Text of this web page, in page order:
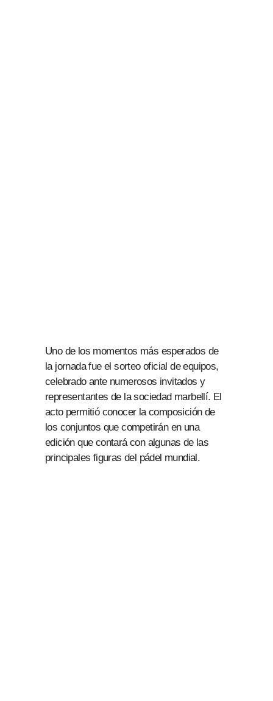
Uno de los momentos más esperados de
la jornada fue el sorteo oficial de equipos,
celebrado ante numerosos invitados y
representantes de la sociedad marbellí. El
acto permitió conocer la composición de
los conjuntos que competirán en una
edición que contará con algunas de las
principales figuras del pádel mundial.